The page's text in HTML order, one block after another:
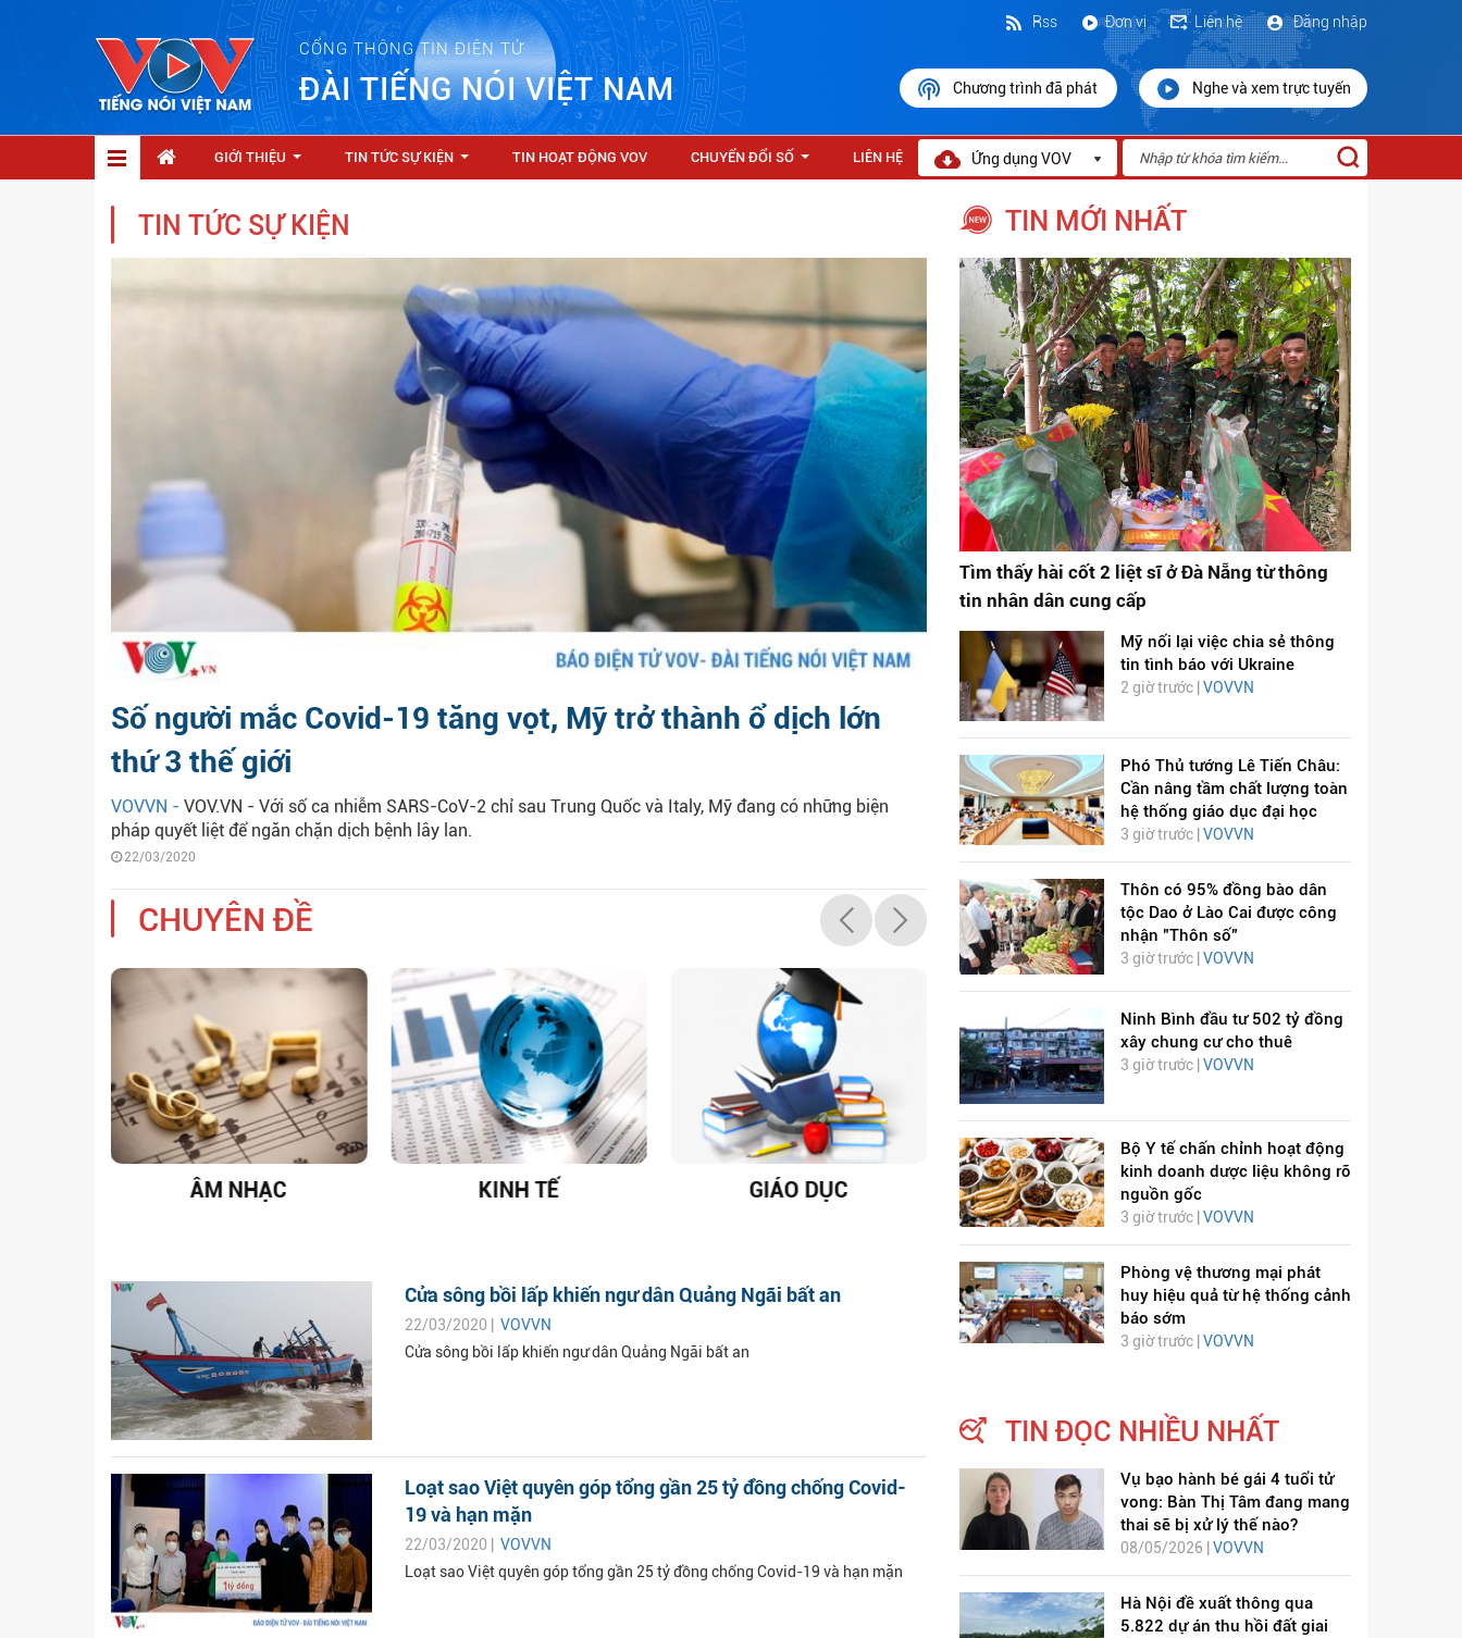
CỔNG THÔNG TIN ĐIỆN TỬ
ĐÀI TIẾNG NÓI VIỆT NAM
Đăng nhập
Liên hệ
Đơn vị
Rss
Chương trình đã phát Nghe và xem trực tuyến
GIỚI THIỆU TIN TỨC SỰ KIỆN TIN HOẠT ĐỘNG VOV CHUYỂN ĐỔI SỐ LIÊN HỆ Ứng dụng VOV
TIN TỨC SỰ KIỆN
Số người mắc Covid-19 tăng vọt, Mỹ trở thành ổ dịch lớn
thứ 3 thế giới
VOVVN - VOV.VN - Với số ca nhiễm SARS-CoV-2 chỉ sau Trung Quốc và Italy, Mỹ đang có những biện
pháp quyết liệt để ngăn chặn dịch bệnh lây lan.
22/03/2020
CHUYÊN ĐỀ
ÂM NHẠC KINH TẾ GIÁO DỤC
DỊCH VIÊM PHỔI COVID-
19
Cửa sông bồi lấp khiến ngư dân Quảng Ngãi bất an
22/03/2020 | VOVVN
Cửa sông bồi lấp khiến ngư dân Quảng Ngãi bất an
Loạt sao Việt quyên góp tổng gần 25 tỷ đồng chống Covid-
19 và hạn mặn
22/03/2020 | VOVVN
Loạt sao Việt quyên góp tổng gần 25 tỷ đồng chống Covid-19 và hạn mặn
TIN MỚI NHẤT
Tìm thấy hài cốt 2 liệt sĩ ở Đà Nẵng từ thông
tin nhân dân cung cấp
Mỹ nối lại việc chia sẻ thông
tin tình báo với Ukraine
2 giờ trước | VOVVN
Phó Thủ tướng Lê Tiến Châu:
Cần nâng tầm chất lượng toàn
hệ thống giáo dục đại học
3 giờ trước | VOVVN
Thôn có 95% đồng bào dân
tộc Dao ở Lào Cai được công
nhận "Thôn số"
3 giờ trước | VOVVN
Ninh Bình đầu tư 502 tỷ đồng
xây chung cư cho thuê
3 giờ trước | VOVVN
Bộ Y tế chấn chỉnh hoạt động
kinh doanh dược liệu không rõ
nguồn gốc
3 giờ trước | VOVVN
Phòng vệ thương mại phát
huy hiệu quả từ hệ thống cảnh
báo sớm
3 giờ trước | VOVVN
TIN ĐỌC NHIỀU NHẤT
Vụ bạo hành bé gái 4 tuổi tử
vong: Bàn Thị Tâm đang mang
thai sẽ bị xử lý thế nào?
08/05/2026 | VOVVN
Hà Nội đề xuất thông qua
5.822 dự án thu hồi đất giai